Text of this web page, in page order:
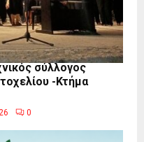
σύλλογος
-Κτήμα
0